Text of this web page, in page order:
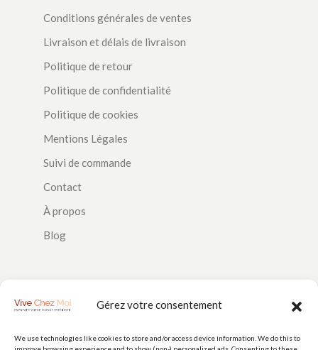
Gérez votre consentement
We use technologies like cookies to store and/or access device information. We do this to
Conditions générales de ventes
Livraison et délais de livraison
Politique de retour
Politique de confidentialité
Politique de cookies
Mentions Légales
Suivi de commande
Contact
À propos
Blog